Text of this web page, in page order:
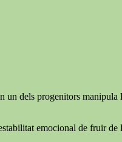
dels progenitors
emocional de fruir